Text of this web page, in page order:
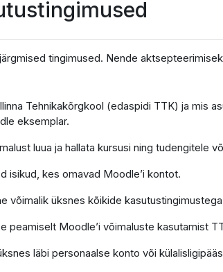
tingimused. Nende
Tehnikakõrgkool (edaspidi TTK) ja mis
eksemplar.
luua ja hallata kursusi ning tudengitele
isikud, kes omavad Moodle’i kontot.
võimalik üksnes kõikide
peamiselt Moodle’i võimaluste kasutamist
läbi personaalse konto või